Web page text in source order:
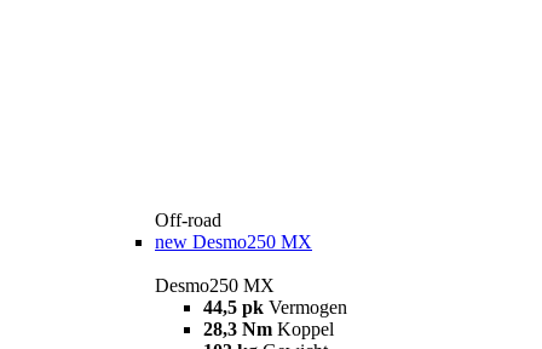
Off-road
new Desmo250 MX
Desmo250 MX
44,5 pk Vermogen
28,3 Nm Koppel